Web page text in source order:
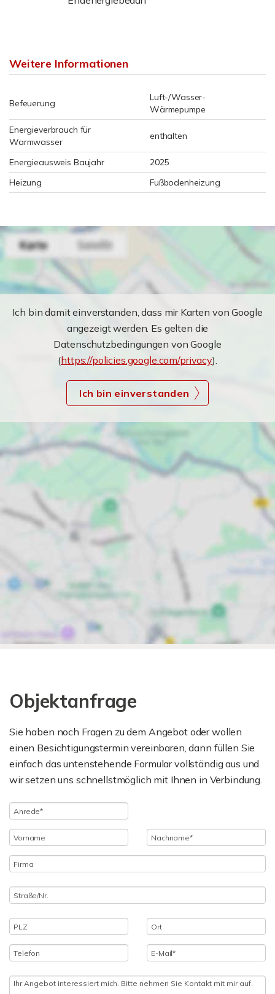
Weitere Informationen
Befeuerung
Luft-/Wasser-
Wärmepumpe
Energieverbrauch für
Warmwasser
enthalten
Energieausweis Baujahr
2025
Heizung
Fußbodenheizung
Ich bin damit einverstanden, dass mir Karten von Google
angezeigt werden. Es gelten die
Datenschutzbedingungen von Google
(https://policies.google.com/privacy).
Ich bin einverstanden
Objektanfrage
Sie haben noch Fragen zu dem Angebot oder wollen
einen Besichtigungstermin vereinbaren, dann füllen Sie
einfach das untenstehende Formular vollständig aus und
wir setzen uns schnellstmöglich mit Ihnen in Verbindung.